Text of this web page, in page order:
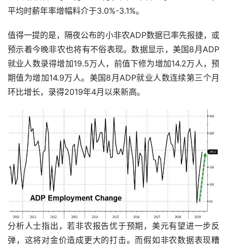
平均时薪年率增幅料介于3.0%-3.1%。
值得一提的是，隔夜公布的小非农ADP数据已率先报捷，或
预示着今晚非农也将有不俗表现。数据显示，美国8月ADP
就业人数录得增加19.5万人，前值下修为增加14.2万人，预
期值为增加14.9万人。美国8月ADP就业人数连续第三个月
环比增长，录得2019年4月以来新高。
分析人士指出，若非农报告优于预期，美元有望进一步反
弹，这将对金价造成更大的打击。而假如非农数据表现糟